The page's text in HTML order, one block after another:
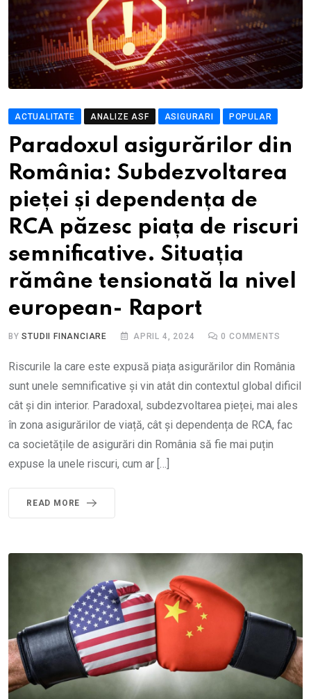
ACTUALITATE ANALIZE ASF ASIGURARI POPULAR
Paradoxul asigurărilor din
România: Subdezvoltarea
pieței și dependența de
RCA păzesc piața de riscuri
semnificative. Situația
rămâne tensionată la nivel
european- Raport
BYSTUDII FINANCIARE APRIL 4, 2024 0 COMMENTS
Riscurile la care este expusă piața asigurărilor din România
sunt unele semnificative și vin atât din contextul global dificil
cât și din interior. Paradoxal, subdezvoltarea pieței, mai ales
în zona asigurărilor de viață, cât și dependența de RCA, fac
ca societățile de asigurări din România să fie mai puțin
expuse la unele riscuri, cum ar […]
READ MORE